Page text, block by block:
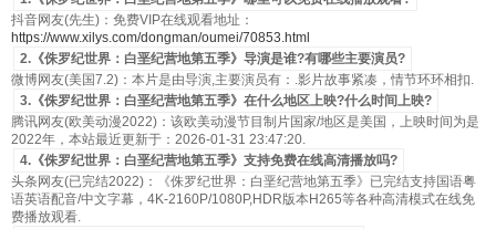
抖音网友(先生)：免费VIP在线观看地址：
https://www.xilys.com/dongman/oumei/70853.html
2.《侏罗纪世界：白垩纪营地第五季》导演是谁?有哪些主要演员?
微博网友(美国7.2)：本片是由导演,主要演员有：.影片故事紧凑，情节环环相扣.
3.《侏罗纪世界：白垩纪营地第五季》在什么地区上映?什么时间上映?
腾讯网友(欧美动漫2022)：该欧美动漫节目制片国家/地区是美国，上映时间为是
2022年，本站最近更新于：2026-01-31 23:47:20.
4.《侏罗纪世界：白垩纪营地第五季》支持免费在线高清播放吗?
头条网友(已完结2022)：《侏罗纪世界：白垩纪营地第五季》已完结支持国语粤
语英语配音/中文字幕，4K-2160P/1080P,HDR版本H265等各种高清模式在线免
费播放观看.